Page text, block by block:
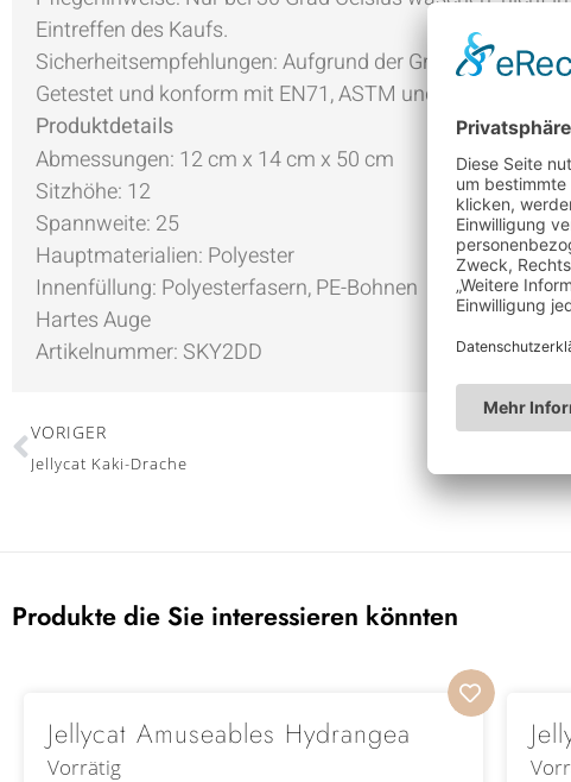
Eintreffen des Kaufs.
Sicherheitsempfehlungen:Aufgrund der Größe bitte nicht
Getestet und konform mit EN71, ASTM und ISO 8124
Produktdetails
Abmessungen: 12 cm x 14 cm x 50 cm
Sitzhöhe: 12
Spannweite: 25
Hauptmaterialien: Polyester
Innenfüllung: Polyesterfasern, PE-Bohnen
Hartes Auge
Artikelnummer: SKY2DD
VORIGER
Jellycat Kaki-Drache
Produkte die Sie interessieren könnten
Jellycat Amuseables Hydrangea
Vorrätig